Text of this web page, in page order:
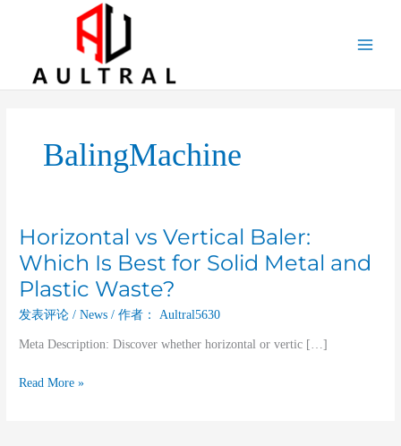
BalingMachine
Horizontal vs Vertical Baler:
Which Is Best for Solid Metal and
Plastic Waste?
发表评论 /News / 作者： Aultral5630
Meta Description: Discover whether horizontal or vertic […]
Horizontal
Vertical
Baler:
Which
Best
Solid
Read More »